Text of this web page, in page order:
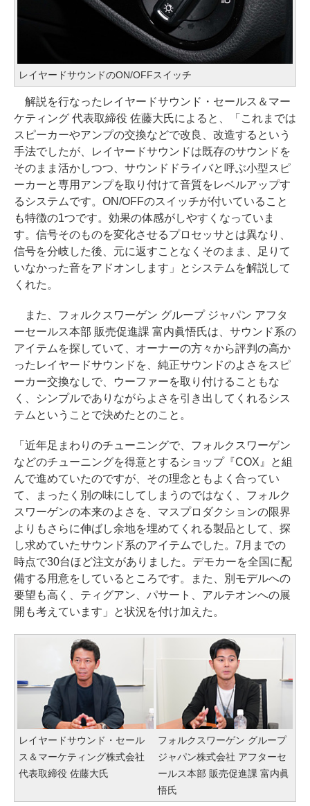
レイヤードサウンドのON/OFFスイッチ
解説を行なったレイヤードサウンド・セールス＆マー
ケティング 代表取締役 佐藤大氏によると、「これまでは
スピーカーやアンプの交換などで改良、改造するという
手法でしたが、レイヤードサウンドは既存のサウンドを
そのまま活かしつつ、サウンドドライバと呼ぶ小型スピ
ーカーと専用アンプを取り付けて音質をレベルアップす
るシステムです。ON/OFFのスイッチが付いていること
も特徴の1つです。効果の体感がしやすくなっていま
す。信号そのものを変化させるプロセッサとは異なり、
信号を分岐した後、元に返すことなくそのまま、足りて
いなかった音をアドオンします」とシステムを解説して
くれた。
また、フォルクスワーゲン グループ ジャパン アフタ
ーセールス本部 販売促進課 富内眞悟氏は、サウンド系の
アイテムを探していて、オーナーの方々から評判の高か
ったレイヤードサウンドを、純正サウンドのよさをスピ
ーカー交換なしで、ウーファーを取り付けることもな
く、シンプルでありながらよさを引き出してくれるシス
テムということで決めたとのこと。
「近年足まわりのチューニングで、フォルクスワーゲン
などのチューニングを得意とするショップ『COX』と組
んで進めていたのですが、その理念ともよく合ってい
て、まったく別の味にしてしまうのではなく、フォルク
スワーゲンの本来のよさを、マスプロダクションの限界
よりもさらに伸ばし余地を埋めてくれる製品として、探
し求めていたサウンド系のアイテムでした。7月までの
時点で30台ほど注文がありました。デモカーを全国に配
備する用意をしているところです。また、別モデルへの
要望も高く、ティグアン、パサート、アルテオンへの展
開も考えています」と状況を付け加えた。
レイヤードサウンド・セール
ス＆マーケティング株式会社
代表取締役 佐藤大氏
フォルクスワーゲン グループ
ジャパン株式会社 アフターセ
ールス本部 販売促進課 富内眞
悟氏